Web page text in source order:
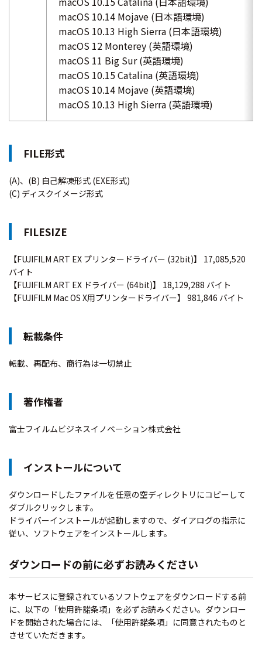
macOS 10.14 Mojave (日本語環境)
macOS 10.13 High Sierra (日本語環境)
macOS 12 Monterey (英語環境)
macOS 11 Big Sur (英語環境)
macOS 10.15 Catalina (英語環境)
macOS 10.14 Mojave (英語環境)
macOS 10.13 High Sierra (英語環境)
FILE形式
(A)、(B) 自己解凍形式 (EXE形式)
(C) ディスクイメージ形式
FILESIZE
【FUJIFILM ART EX プリンタードライバー (32bit)】 17,085,520
バイト
【FUJIFILM ART EX ドライバー (64bit)】 18,129,288 バイト
【FUJIFILM Mac OS X用プリンタードライバー】 981,846 バイト
転載条件
転載、再配布、商行為は一切禁止
著作権者
富士フイルムビジネスイノベーション株式会社
インストールについて
ダウンロードしたファイルを任意の空ディレクトリにコピーして
ダブルクリックします。
ドライバーインストールが起動しますので、ダイアログの指示に
従い、ソフトウェアをインストールします。
ダウンロードの前に必ずお読みください
本サービスに登録されているソフトウェアをダウンロードする前
に、以下の「使用許諾条項」を必ずお読みください。ダウンロー
ドを開始された場合には、「使用許諾条項」に同意されたものと
させていただきます。